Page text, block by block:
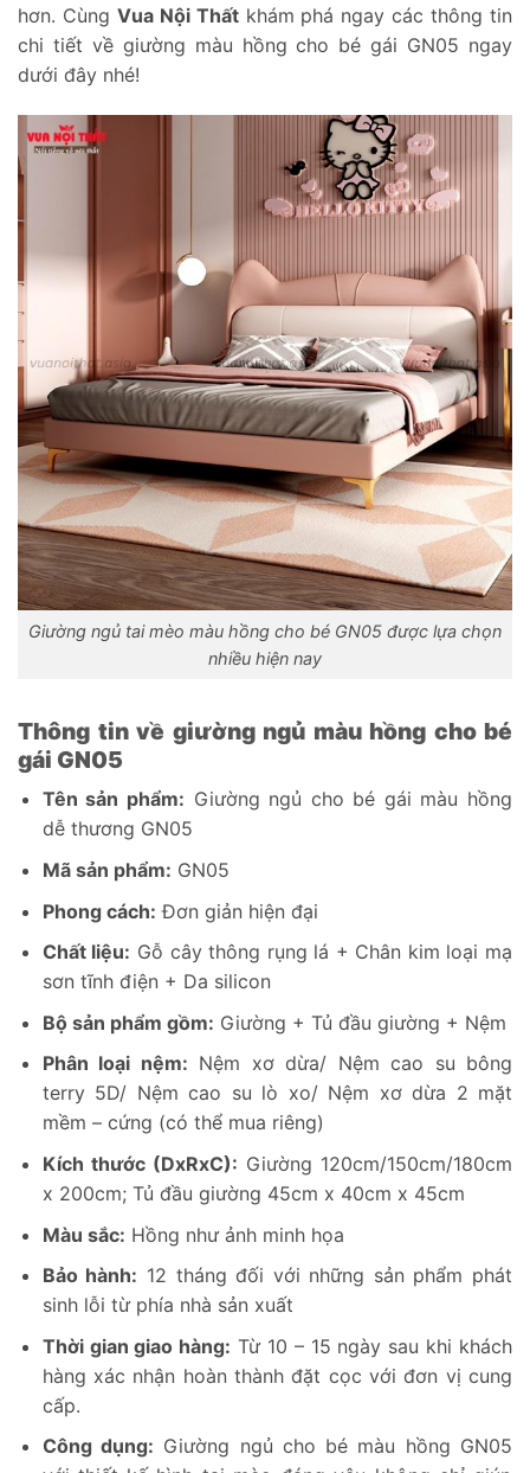
hơn. Cùng Vua Nội Thấtkhám phá ngay các thông tin
chi tiết về giường màu hồng cho bé gái GN05 ngay
dưới đây nhé!
Giường ngủ tai mèo màu hồng cho bé GN05 được lựa chọn
nhiều hiện nay
Thông tin về giường ngủ màu hồng cho bé
gái GN05
Tên sản phẩm: Giường ngủ cho bé gái màu hồng
dễ thương GN05
Mã sản phẩm: GN05
Phong cách: Đơn giản hiện đại
Chất liệu: Gỗ cây thông rụng lá + Chân kim loại mạ
sơn tĩnh điện + Da silicon
Bộ sản phẩm gồm: Giường + Tủ đầu giường + Nệm
Phân loại nệm: Nệm xơ dừa/ Nệm cao su bông
terry 5D/ Nệm cao su lò xo/ Nệm xơ dừa 2 mặt
mềm – cứng (có thể mua riêng)
Kích thước (DxRxC): Giường 120cm/150cm/180cm
x 200cm; Tủ đầu giường 45cm x 40cm x 45cm
Màu sắc: Hồng như ảnh minh họa
Bảo hành: 12 tháng đối với những sản phẩm phát
sinh lỗi từ phía nhà sản xuất
Thời gian giao hàng: Từ 10 – 15 ngày sau khi khách
hàng xác nhận hoàn thành đặt cọc với đơn vị cung
cấp.
Công dụng: Giường ngủ cho bé màu hồng GN05